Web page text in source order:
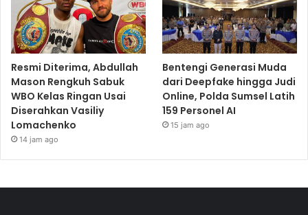
Resmi Diterima, Abdullah
Mason Rengkuh Sabuk
WBO Kelas Ringan Usai
Diserahkan Vasiliy
Lomachenko
14 jam ago
Bentengi Generasi Muda
dari Deepfake hingga Judi
Online, Polda Sumsel Latih
159 Personel AI
15 jam ago